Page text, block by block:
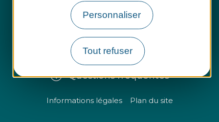
Personnaliser
Tout refuser
Espace presse
Espace pro
Groupes et entreprises
Questions fréquentes
Informations légales Plan du site